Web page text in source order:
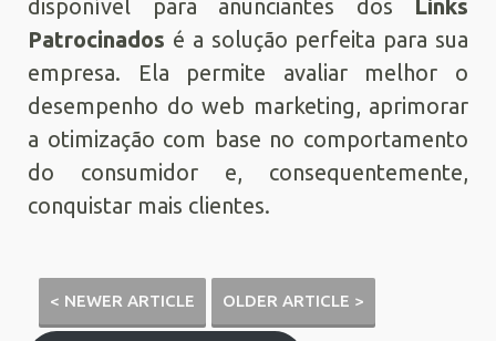
disponível para anunciantes dos
Links
Patrocinados é a solução perfeita para sua
empresa. Ela permite avaliar melhor o
desempenho do web marketing, aprimorar
a otimização com base no comportamento
do consumidor e, consequentemente,
conquistar mais clientes.
< NEWER ARTICLE OLDER ARTICLE >